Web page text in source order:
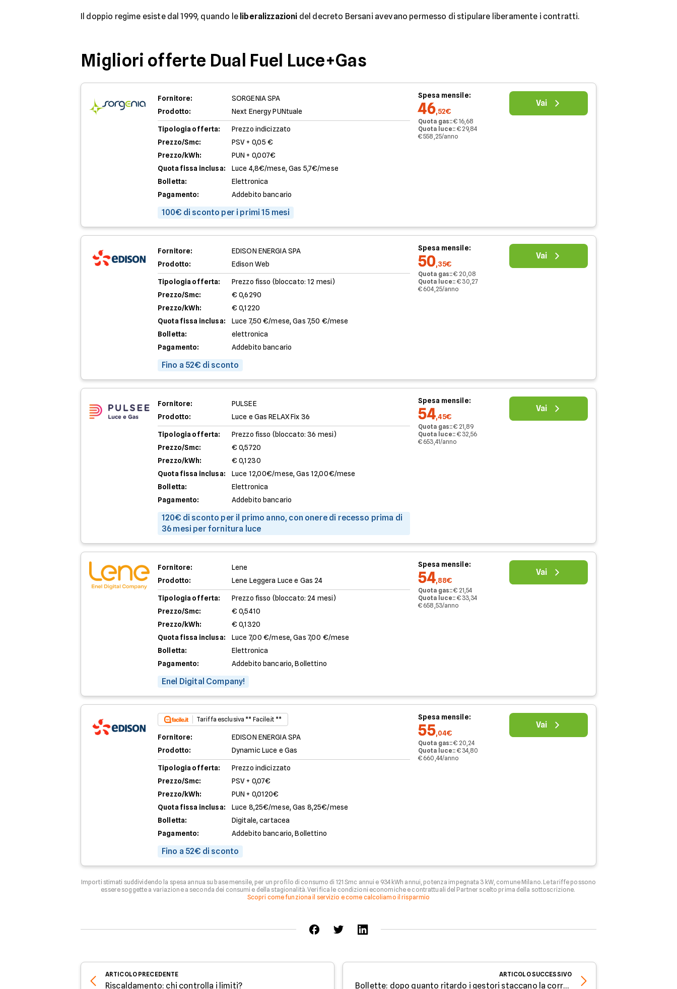
Il doppio regime esiste dal 1999, quando le liberalizzazioni del decreto Bersani avevano permesso di stipulare liberamente i contratti.
Migliori offerte Dual Fuel Luce+Gas
Fornitore:
SORGENIA SPA
Prodotto:
Next Energy PUNtuale
Tipologia offerta:
Prezzo indicizzato
Prezzo/Smc:
PSV + 0,05 €
Prezzo/kWh:
PUN + 0,007€
Quota fissa inclusa:
Luce 4,8€/mese, Gas 5,7€/mese
Bolletta:
Elettronica
Pagamento:
Addebito bancario
100€ di sconto per i primi 15 mesi
Spesa mensile:
46,52€
Quota gas::€ 16,68
Quota luce::€ 29,84
€ 558,25/anno
Vai
Fornitore:
EDISON ENERGIA SPA
Prodotto:
Edison Web
Tipologia offerta:
Prezzo fisso (bloccato: 12 mesi)
Prezzo/Smc:
€ 0,6290
Prezzo/kWh:
€ 0,1220
Quota fissa inclusa:
Luce 7,50 €/mese, Gas 7,50 €/mese
Bolletta:
elettronica
Pagamento:
Addebito bancario
Fino a 52€ di sconto
Spesa mensile:
50,35€
Quota gas::€ 20,08
Quota luce::€ 30,27
€ 604,25/anno
Vai
Fornitore:
PULSEE
Prodotto:
Luce e Gas RELAX Fix 36
Tipologia offerta:
Prezzo fisso (bloccato: 36 mesi)
Prezzo/Smc:
€ 0,5720
Prezzo/kWh:
€ 0,1230
Quota fissa inclusa:
Luce 12,00€/mese, Gas 12,00€/mese
Bolletta:
Elettronica
Pagamento:
Addebito bancario
120€ di sconto per il primo anno, con onere di recesso prima di
36 mesi per fornitura luce
Spesa mensile:
54,45€
Quota gas::€ 21,89
Quota luce::€ 32,56
€ 653,41/anno
Vai
Fornitore:
Lene
Prodotto:
Lene Leggera Luce e Gas 24
Tipologia offerta:
Prezzo fisso (bloccato: 24 mesi)
Prezzo/Smc:
€ 0,5410
Prezzo/kWh:
€ 0,1320
Quota fissa inclusa:
Luce 7,00 €/mese, Gas 7,00 €/mese
Bolletta:
Elettronica
Pagamento:
Addebito bancario, Bollettino
Enel Digital Company!
Spesa mensile:
54,88€
Quota gas::€ 21,54
Quota luce::€ 33,34
€ 658,53/anno
Vai
Tariffa esclusiva ** Facile.it **
Fornitore:
EDISON ENERGIA SPA
Prodotto:
Dynamic Luce e Gas
Tipologia offerta:
Prezzo indicizzato
Prezzo/Smc:
PSV + 0,07€
Prezzo/kWh:
PUN + 0,0120€
Quota fissa inclusa:
Luce 8,25€/mese, Gas 8,25€/mese
Bolletta:
Digitale, cartacea
Pagamento:
Addebito bancario, Bollettino
Fino a 52€ di sconto
Spesa mensile:
55,04€
Quota gas::€ 20,24
Quota luce::€ 34,80
€ 660,44/anno
Vai
Importi stimati suddividendo la spesa annua su base mensile, per un profilo di consumo di 121 Smc annui e 934 kWh annui, potenza impegnata 3 kW, comune Milano. Le tariffe possono
essere soggette a variazione a seconda dei consumi e della stagionalità. Verifica le condizioni economiche e contrattuali del Partner scelto prima della sottoscrizione.
Scopri come funziona il servizio e come calcoliamo il risparmio
ARTICOLO PRECEDENTE
Riscaldamento: chi controlla i limiti?
ARTICOLOSUCCESSIVO
Bollette: dopo quanto ritardo i gestori staccano la corrente?